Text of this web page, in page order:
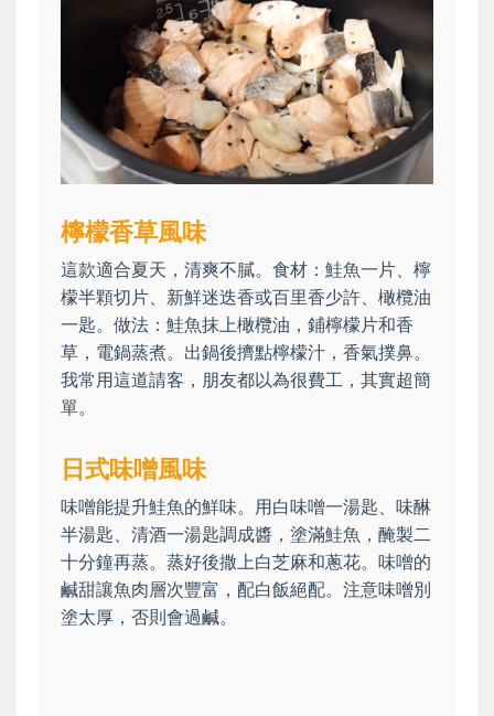
檸檬香草風味
這款適合夏天，清爽不膩。食材：鮭魚一片、檸
檬半顆切片、新鮮迷迭香或百里香少許、橄欖油
一匙。做法：鮭魚抹上橄欖油，鋪檸檬片和香
草，電鍋蒸煮。出鍋後擠點檸檬汁，香氣撲鼻。
我常用這道請客，朋友都以為很費工，其實超簡
單。
日式味噌風味
味噌能提升鮭魚的鮮味。用白味噌一湯匙、味醂
半湯匙、清酒一湯匙調成醬，塗滿鮭魚，醃製二
十分鐘再蒸。蒸好後撒上白芝麻和蔥花。味噌的
鹹甜讓魚肉層次豐富，配白飯絕配。注意味噌別
塗太厚，否則會過鹹。